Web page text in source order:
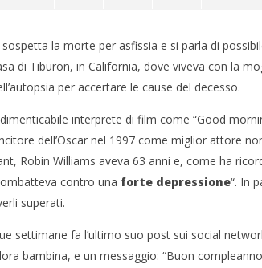
NOW VIEWING
il pagliaccio ribelle e
di Hollywood
2014
Crolla il
Redazione
sospetta la morte per asfissia e si parla di
di Tiburon, in California, dove viveva con la
per accertare le cause del decesso.
interprete di film come “Good
dell’Oscar nel 1997 come miglior attore
Robin Williams aveva 63 anni e, come ha
contro una forte depressione“. In
superati.
settimane fa l’ultimo suo post sui social
bambina, e un messaggio: “Buon